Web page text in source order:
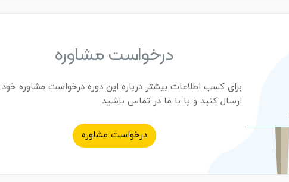
درخواست مشاوره
برای کسب اطلاعات بیشتر درباره این دوره درخواست مشاوره خود
ارسال کنید و یا با ما در تماس باشید.
درخواست مشاوره